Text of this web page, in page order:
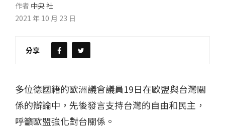
作者 中央 社
2021 年 10 月 23 日
分享
多位德國籍的歐洲議會議員19日在歐盟與台灣關
係的辯論中，先後發言支持台灣的自由和民主，
呼籲歐盟強化對台關係。